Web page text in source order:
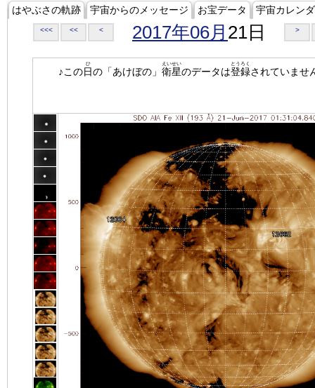
はやぶさの軌跡 宇宙からのメッセージ お宝データ 宇宙カレン
<<< << < 2017年06月 21日 >
♪この日
ひ
の「あけぼの」 衛星
えいせい
のデータは登録
とうろく
されていませ